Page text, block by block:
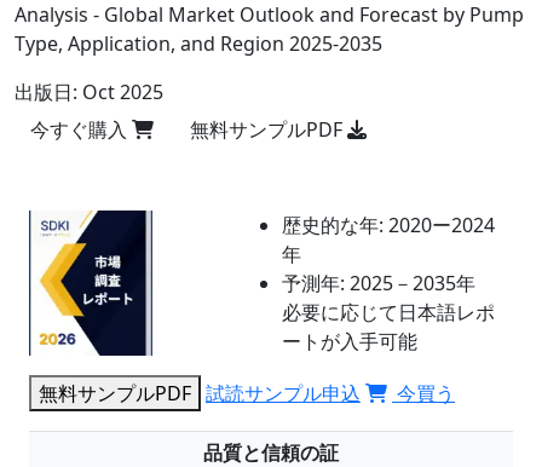
Analysis - Global Market Outlook and Forecast by Pump
Type, Application, and Region 2025-2035
出版日: Oct 2025
今すぐ購入
無料サンプルPDF
歴史的な年: 2020ー2024
年
予測年: 2025－2035年
必要に応じて日本語レポ
ートが入手可能
無料サンプルPDF 試読サンプル申込 今買う
品質と信頼の証